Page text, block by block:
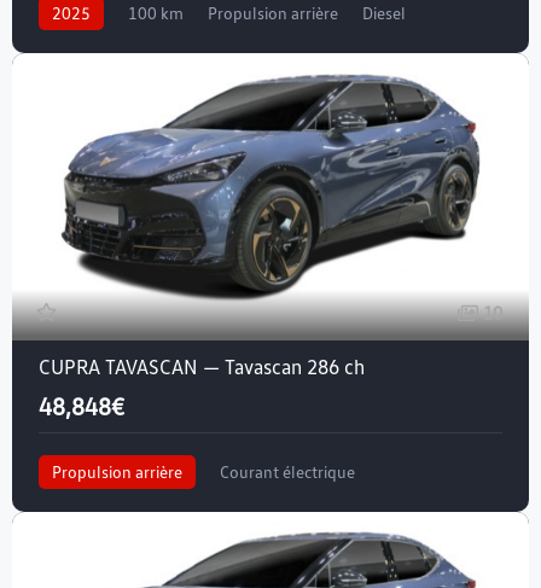
2025 100 km Propulsion arrière
Diesel
10
CUPRA TAVASCAN — Tavascan 286 ch
48,848€
Propulsion arrière Courant électrique